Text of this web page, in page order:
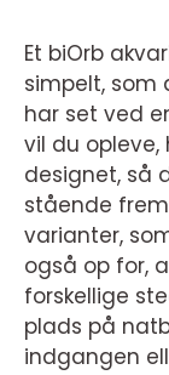
Et biOrb
simpelt, som
har set ved
vil du
designet, så
stående
varianter,
også op for,
forskellige
plads på
indgangen